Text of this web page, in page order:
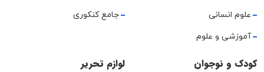
علوم انسانی
آموزشی و علوم
جامع کنکوری
کودک و نوجوان لوازم تحریر